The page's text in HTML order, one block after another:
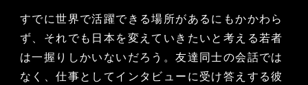
すでに世界で活躍できる場所があるにもかかわら
ず、それでも日本を変えていきたいと考える若者
は一握りしかいないだろう。友達同士の会話では
なく、仕事としてインタビューに受け答えする彼